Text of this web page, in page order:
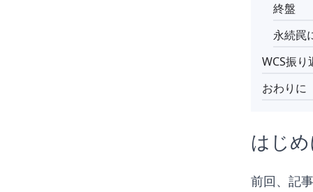
終盤
永続罠
WCS振り
おわりに
はじ
前回、記